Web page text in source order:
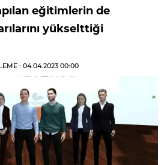
eğitimlerin de
yükselttiği
: 04.04.2023 00:00